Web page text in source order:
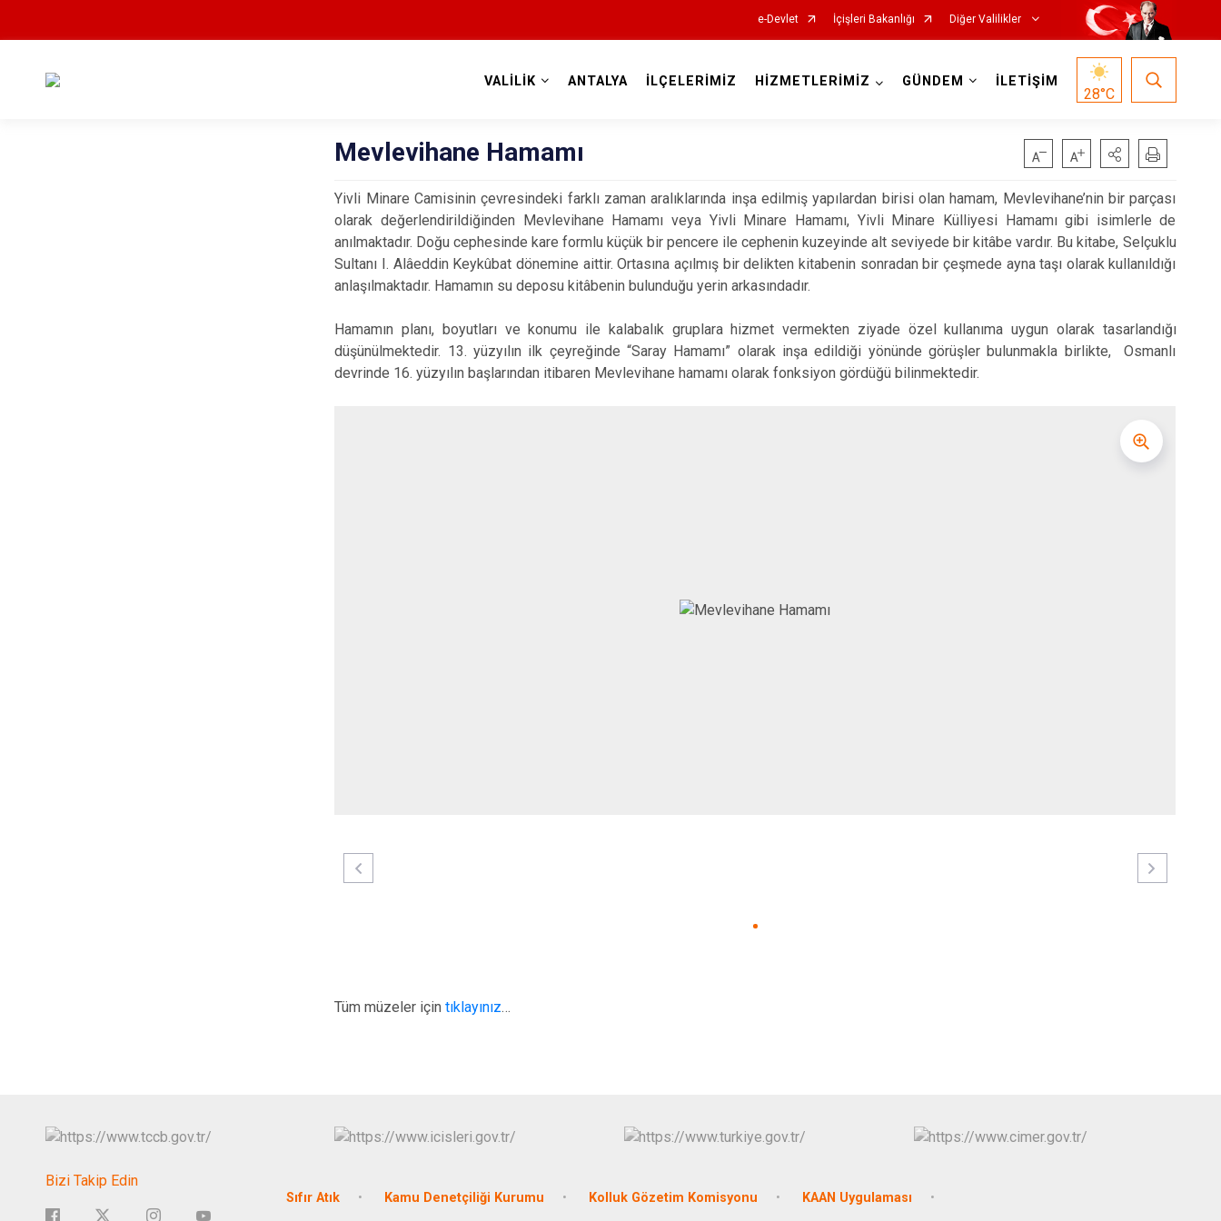
e-Devlet İçişleri Bakanlığı Diğer Valilikler
VALİLİK ANTALYA İLÇELERİMİZ HİZMETLERİMİZ GÜNDEM İLETİŞİM
28°C
Mevlevihane Hamamı
Yivli Minare Camisinin çevresindeki farklı zaman aralıklarında inşa edilmiş yapılardan birisi olan hamam, Mevlevihane’nin bir parçası
olarak değerlendirildiğinden Mevlevihane Hamamı veya Yivli Minare Hamamı, Yivli Minare Külliyesi Hamamı gibi isimlerle de
anılmaktadır. Doğu cephesinde kare formlu küçük bir pencere ile cephenin kuzeyinde alt seviyede bir kitâbe vardır. Bu kitabe, Selçuklu
Sultanı I. Alâeddin Keykûbat dönemine aittir. Ortasına açılmış bir delikten kitabenin sonradan bir çeşmede ayna taşı olarak kullanıldığı
anlaşılmaktadır. Hamamın su deposu kitâbenin bulunduğu yerin arkasındadır.
Hamamın planı, boyutları ve konumu ile kalabalık gruplara hizmet vermekten ziyade özel kullanıma uygun olarak tasarlandığı
düşünülmektedir. 13. yüzyılın ilk çeyreğinde “Saray Hamamı” olarak inşa edildiği yönünde görüşler bulunmakla birlikte, Osmanlı
devrinde 16. yüzyılın başlarından itibaren Mevlevihane hamamı olarak fonksiyon gördüğü bilinmektedir.
Tüm müzeler içintıklayınız…
Bizi Takip Edin
Sıfır Atık Kamu Denetçiliği Kurumu Kolluk Gözetim Komisyonu KAAN Uygulaması